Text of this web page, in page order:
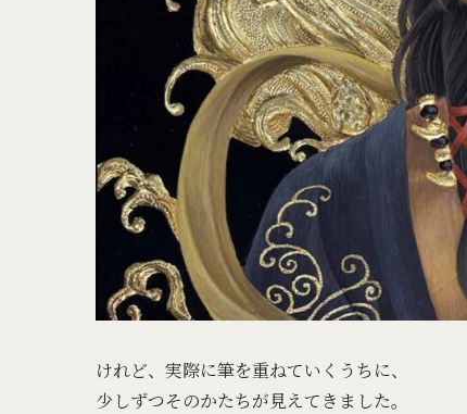
けれど、実際に筆を重ねていくうちに、
少しずつそのかたちが見えてきました。